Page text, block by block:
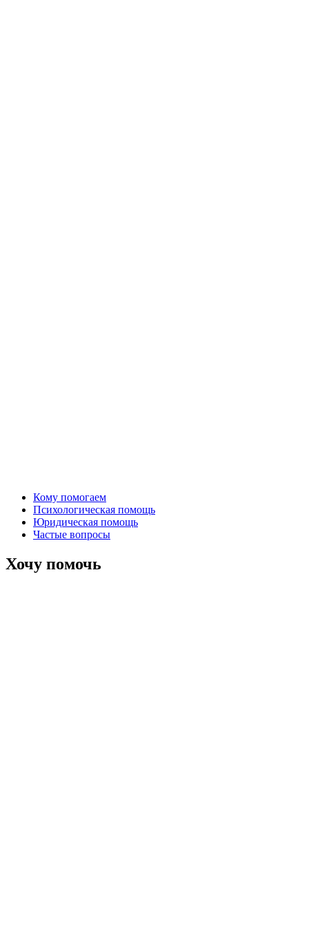
Кому помогаем
Психологическая помощь
Юридическая помощь
Частые вопросы
Хочу помочь